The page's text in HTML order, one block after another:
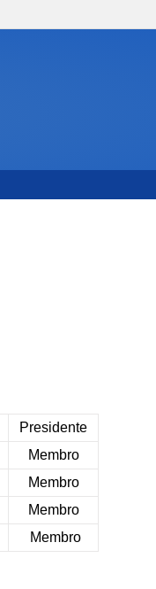
Presidente
Membro
Membro
Membro
Membro